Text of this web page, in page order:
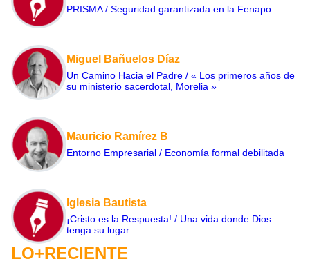
PRISMA / Seguridad garantizada en la Fenapo
Miguel Bañuelos Díaz
Un Camino Hacia el Padre / « Los primeros años de
su ministerio sacerdotal, Morelia »
Mauricio Ramírez B
Entorno Empresarial / Economía formal debilitada
Iglesia Bautista
¡Cristo es la Respuesta! / Una vida donde Dios
tenga su lugar
LO+RECIENTE